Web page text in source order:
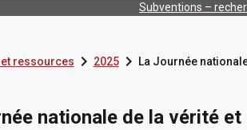
Subventions –
ressources2025 La Journée
nationale de la vérité